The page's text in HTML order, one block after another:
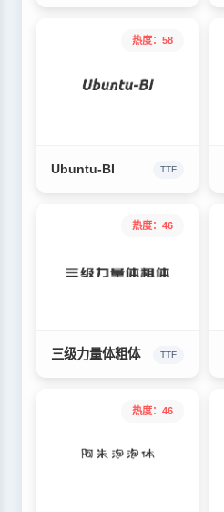
热度：58
Ubuntu-BI TTF
热度：46
三级力量体粗体 TTF
热度：46